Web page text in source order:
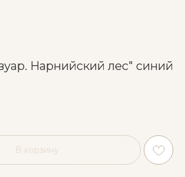
Нарнийский лес" синий
В корзину